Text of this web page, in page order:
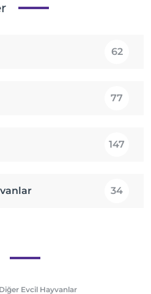
62
77
147
34
Diğer Evcil Hayvanlar